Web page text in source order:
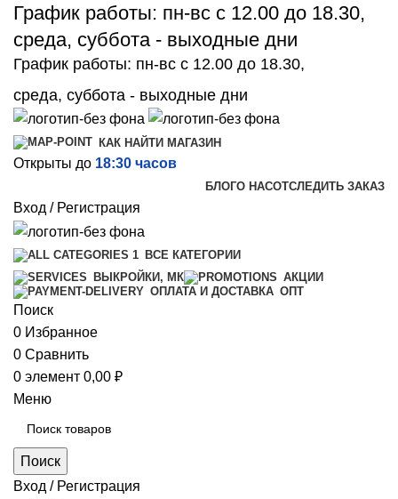
График работы: пн-вс с 12.00 до 18.30,
среда, суббота - выходные дни
График работы: пн-вс с 12.00 до 18.30,
среда, суббота - выходные дни
КАК НАЙТИ МАГАЗИН
Открыты до 18:30 часов
БЛОГО НАСОТСЛЕДИТЬ ЗАКАЗ
Вход / Регистрация
ВСЕ КАТЕГОРИИ
ВЫКРОЙКИ, МК
АКЦИИ
ОПЛАТА И ДОСТАВКА ОПТ
Поиск
0 Избранное
0 Сравнить
0 элемент 0,00 ₽
Меню
Поиск
Вход / Регистрация